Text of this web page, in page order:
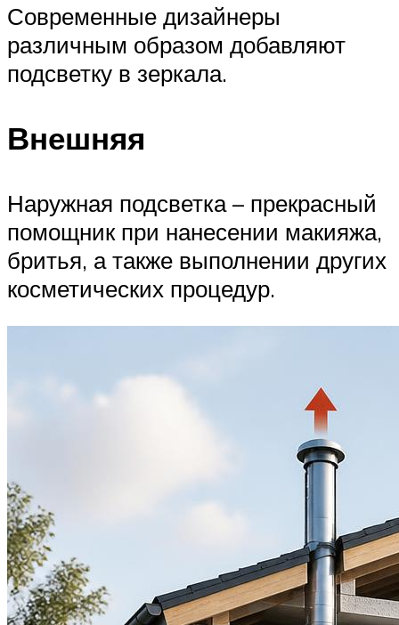
Современные дизайнеры
различным образом добавляют
подсветку в зеркала.
Внешняя
Наружная подсветка – прекрасный
помощник при нанесении макияжа,
бритья, а также выполнении других
косметических процедур.